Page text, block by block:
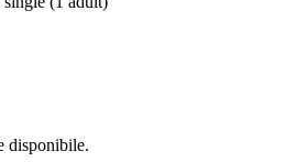
disponibile.